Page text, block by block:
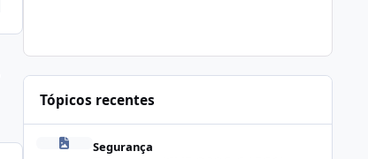
Tópicos recentes
Zapscape (CVE-2026-64561) no CloudLinux: Como Afeta
Segurança